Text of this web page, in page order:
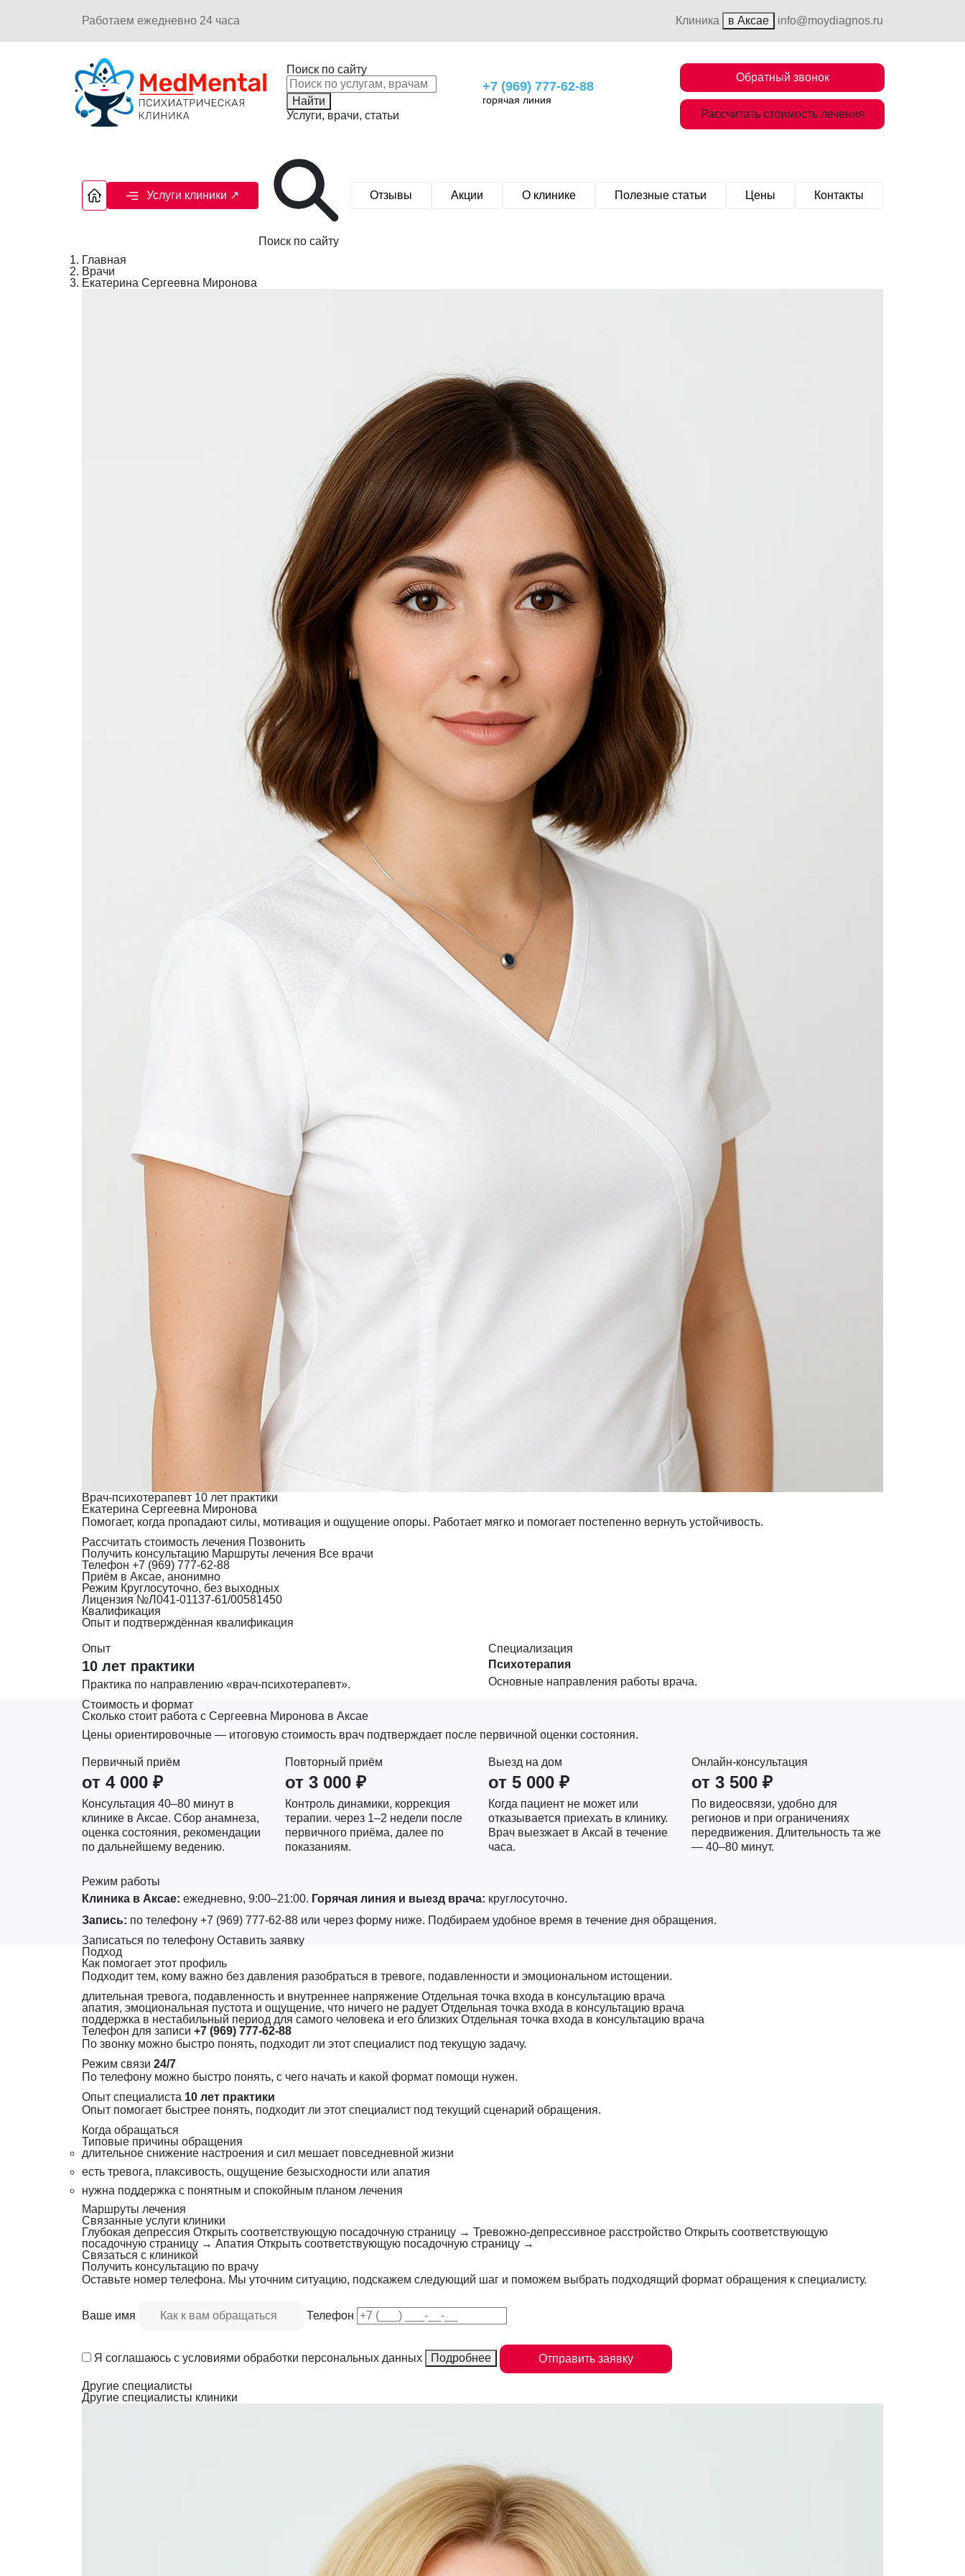
Работаем ежедневно 24 часа Клиника в Аксае info@moydiagnos.ru
Поиск по сайту
Найти
Услуги, врачи, статьи
+7 (969) 777-62-88
горячая линия
Обратный звонок
Рассчитать стоимость лечения
Услуги клиники ↗
Поиск по сайту
Отзывы Акции О клинике Полезные статьи Цены Контакты
Главная
Врачи
Екатерина Сергеевна Миронова
Врач-психотерапевт 10 лет практики
Екатерина Сергеевна Миронова
Помогает, когда пропадают силы, мотивация и ощущение опоры. Работает мягко и помогает постепенно вернуть устойчивость.
Рассчитать стоимость лечения Позвонить
Получить консультацию Маршруты лечения Все врачи
Телефон +7 (969) 777-62-88
Приём в Аксае, анонимно
Режим Круглосуточно, без выходных
Лицензия №Л041-01137-61/00581450
Квалификация
Опыт и подтверждённая квалификация
Опыт
10 лет практики
Практика по направлению «врач-психотерапевт».
Специализация
Психотерапия
Основные направления работы врача.
Стоимость и формат
Сколько стоит работа с Сергеевна Миронова в Аксае
Цены ориентировочные — итоговую стоимость врач подтверждает после первичной оценки состояния.
Первичный приём
от 4 000 ₽
Консультация 40–80 минут в
клинике в Аксае. Сбор анамнеза,
оценка состояния, рекомендации
по дальнейшему ведению.
Повторный приём
от 3 000 ₽
Контроль динамики, коррекция
терапии. через 1–2 недели после
первичного приёма, далее по
показаниям.
Выезд на дом
от 5 000 ₽
Когда пациент не может или
отказывается приехать в клинику.
Врач выезжает в Аксай в течение
часа.
Онлайн-консультация
от 3 500 ₽
По видеосвязи, удобно для
регионов и при ограничениях
передвижения. Длительность та же
— 40–80 минут.
Режим работы
Клиника в Аксае: ежедневно, 9:00–21:00. Горячая линия и выезд врача: круглосуточно.
Запись: по телефону +7 (969) 777-62-88 или через форму ниже. Подбираем удобное время в течение дня обращения.
Записаться по телефону Оставить заявку
Подход
Как помогает этот профиль
Подходит тем, кому важно без давления разобраться в тревоге, подавленности и эмоциональном истощении.
длительная тревога, подавленность и внутреннее напряжение Отдельная точка входа в консультацию врача
апатия, эмоциональная пустота и ощущение, что ничего не радует Отдельная точка входа в консультацию врача
поддержка в нестабильный период для самого человека и его близких Отдельная точка входа в консультацию врача
Телефон для записи +7 (969) 777-62-88
По звонку можно быстро понять, подходит ли этот специалист под текущую задачу.
Режим связи 24/7
По телефону можно быстро понять, с чего начать и какой формат помощи нужен.
Опыт специалиста 10 лет практики
Опыт помогает быстрее понять, подходит ли этот специалист под текущий сценарий обращения.
Когда обращаться
Типовые причины обращения
длительное снижение настроения и сил мешает повседневной жизни
есть тревога, плаксивость, ощущение безысходности или апатия
нужна поддержка с понятным и спокойным планом лечения
Маршруты лечения
Связанные услуги клиники
Глубокая депрессия Открыть соответствующую посадочную страницу → Тревожно-депрессивное расстройство Открыть соответствующую
посадочную страницу → Апатия Открыть соответствующую посадочную страницу →
Связаться с клиникой
Получить консультацию по врачу
Оставьте номер телефона. Мы уточним ситуацию, подскажем следующий шаг и поможем выбрать подходящий формат обращения к специалисту.
Ваше имя Телефон
Я соглашаюсь с условиями обработки персональных данных Подробнее Отправить заявку
Другие специалисты
Другие специалисты клиники